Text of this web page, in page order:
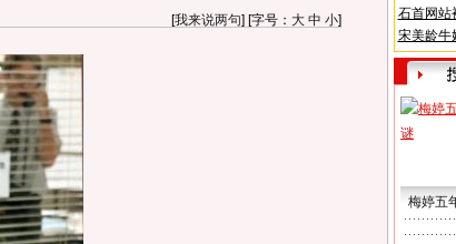
[我来说两句] [字号： 大 中 小]
石首网站
宋美龄牛
梅婷五